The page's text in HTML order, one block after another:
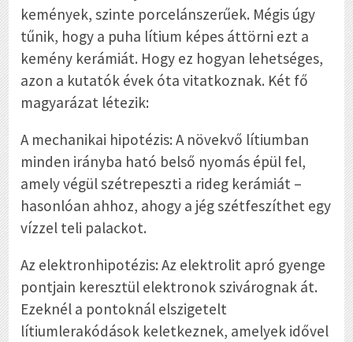
kemények, szinte porcelánszerűek. Mégis úgy
tűnik, hogy a puha lítium képes áttörni ezt a
kemény kerámiát. Hogy ez hogyan lehetséges,
azon a kutatók évek óta vitatkoznak. Két fő
magyarázat létezik:
A mechanikai hipotézis: A növekvő lítiumban
minden irányba ható belső nyomás épül fel,
amely végül szétrepeszti a rideg kerámiát –
hasonlóan ahhoz, ahogy a jég szétfeszíthet egy
vízzel teli palackot.
Az elektronhipotézis: Az elektrolit apró gyenge
pontjain keresztül elektronok szivárognak át.
Ezeknél a pontoknál elszigetelt
lítiumlerakódások keletkeznek, amelyek idővel